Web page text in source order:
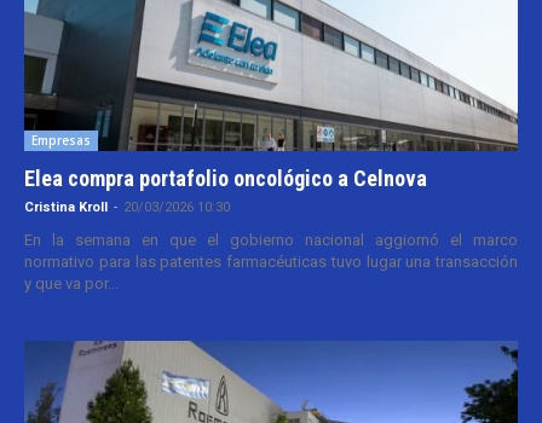
Empresas
Elea compra portafolio oncológico a Celnova
Cristina Kroll - 20/03/2026 10:30
En la semana en que el gobierno nacional aggiornó el marco
normativo para las patentes farmacéuticas tuvo lugar una transacción
y que va por...